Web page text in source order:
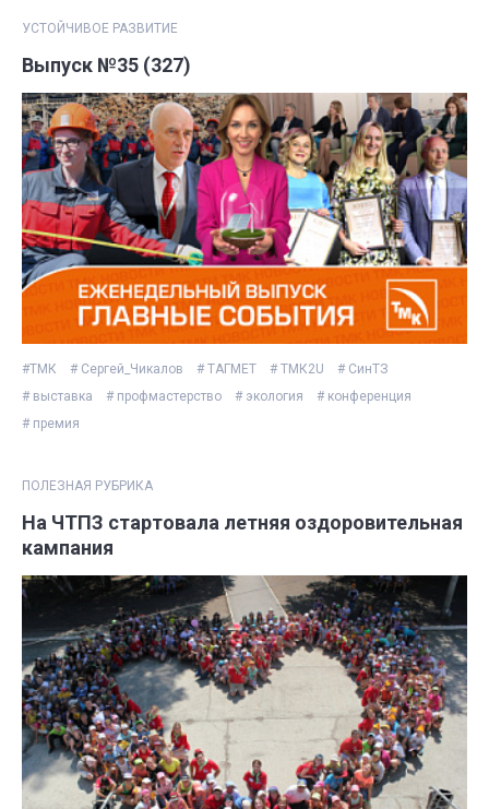
УСТОЙЧИВОЕ РАЗВИТИЕ
Выпуск №35 (327)
#ТМК # Сергей_Чикалов # ТАГМЕТ # ТМК2U
# СинТЗ
# выставка
# профмастерство # экология
# конференция
# премия
ПОЛЕЗНАЯ РУБРИКА
На ЧТПЗ стартовала летняя оздоровительная
кампания